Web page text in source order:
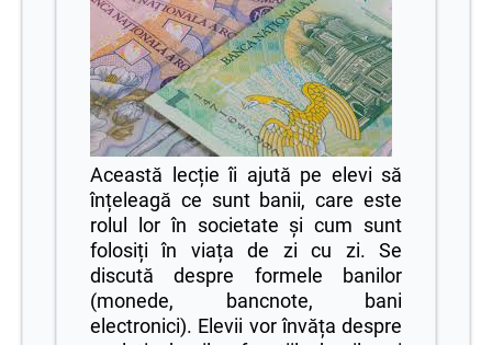
Această lecție îi ajută pe elevi să
înțeleagă ce sunt banii, care este
rolul lor în societate și cum sunt
folosiți în viața de zi cu zi. Se
discută despre formele banilor
(monede, bancnote, bani
electronici). Elevii vor învăța despre